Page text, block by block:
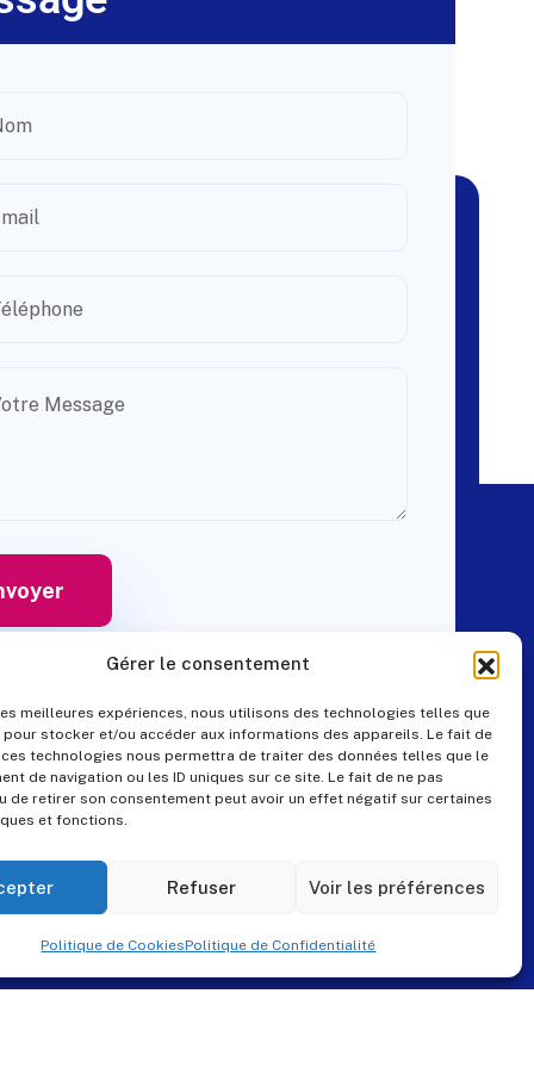
Gérer le consentement
meilleures expériences, nous utilisons des technologies telles que
stocker et/ou accéder aux informations des appareils. Le fait de
technologies nous permettra de traiter des données telles que le
de navigation ou les ID uniques sur ce site. Le fait de ne pas
de retirer son consentement peut avoir un effet négatif sur certaines
et fonctions.
Refuser Voir les préférences
Politique de CookiesPolitique de Confidentialité
Contact
pes@pes-solutions.fr
8 Rue du Tonnelier,